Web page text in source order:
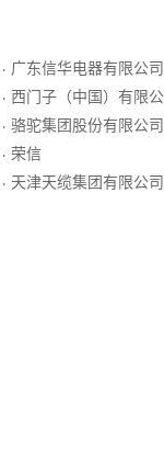
· 广东信华电器有限公司
· 西门子（中国）有限
· 骆驼集团股份有限公司
· 荣信
· 天津天缆集团有限公司